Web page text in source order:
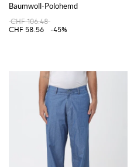
Baumwoll-Polohemd
CHF 106.48
CHF 58.56
-45%